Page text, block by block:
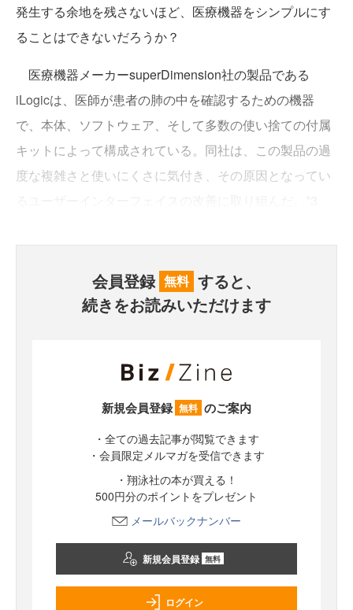
発生する余地を残さないほど、医療機器をシンプルにす
ることはできないだろうか？
医療機器メーカーsuperDimension社の製品である
iLogicは、医師が患者の肺の中を確認するための機器
で、本体、ソフトウェア、そして多数の使い捨ての付属
キットによって構成されている。同社は、この製品の過
度な複雑さと使いにくさに気付き、その原因となってい
会員登録 無料 すると、
続きをお読みいただけます
新規会員登録 無料 のご案内
・全ての過去記事が閲覧できます
・会員限定メルマガを受信できます
・翔泳社の本が買える！
500円分のポイントをプレゼント
メールバックナンバー
新規会員登録 無料
ログイン